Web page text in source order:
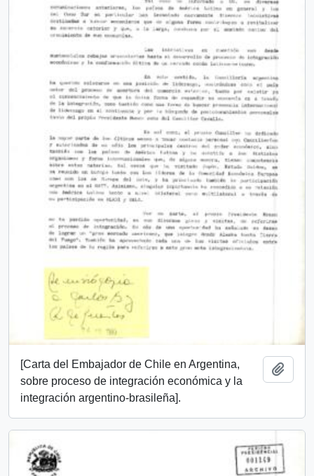
[Carta del Embajador de Chile en Argentina,
sobre proceso de integración económica y la
integración argentino-brasileña].